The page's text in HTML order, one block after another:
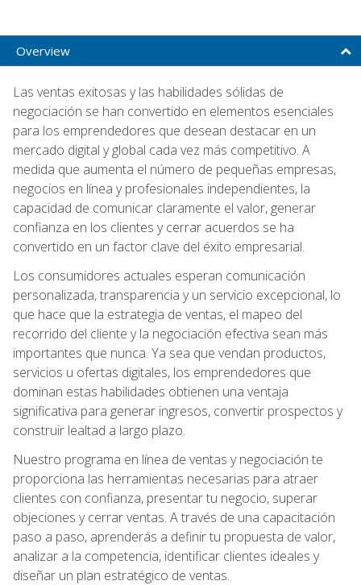
Overview
Las ventas exitosas y las habilidades sólidas de
negociación se han convertido en elementos esenciales
para los emprendedores que desean destacar en un
mercado digital y global cada vez más competitivo. A
medida que aumenta el número de pequeñas empresas,
negocios en línea y profesionales independientes, la
capacidad de comunicar claramente el valor, generar
confianza en los clientes y cerrar acuerdos se ha
convertido en un factor clave del éxito empresarial.
Los consumidores actuales esperan comunicación
personalizada, transparencia y un servicio excepcional, lo
que hace que la estrategia de ventas, el mapeo del
recorrido del cliente y la negociación efectiva sean más
importantes que nunca. Ya sea que vendan productos,
servicios u ofertas digitales, los emprendedores que
dominan estas habilidades obtienen una ventaja
significativa para generar ingresos, convertir prospectos y
construir lealtad a largo plazo.
Nuestro programa en línea de ventas y negociación te
proporciona las herramientas necesarias para atraer
clientes con confianza, presentar tu negocio, superar
objeciones y cerrar ventas. A través de una capacitación
paso a paso, aprenderás a definir tu propuesta de valor,
analizar a la competencia, identificar clientes ideales y
diseñar un plan estratégico de ventas.